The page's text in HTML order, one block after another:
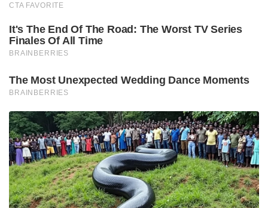
CTA FAVORITE
It's The End Of The Road: The Worst TV Series
Finales Of All Time
BRAINBERRIES
The Most Unexpected Wedding Dance Moments
BRAINBERRIES